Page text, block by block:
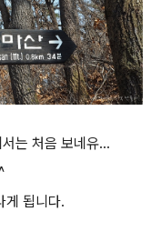
는 처음 보네유...
게 됩니다.